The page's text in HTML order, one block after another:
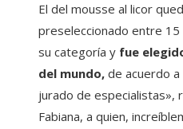
El del mousse al licor
preseleccionado entre 15
su categoría y fue
del mundo, de acuerdo a
jurado de especialistas»,
Fabiana, a quien,